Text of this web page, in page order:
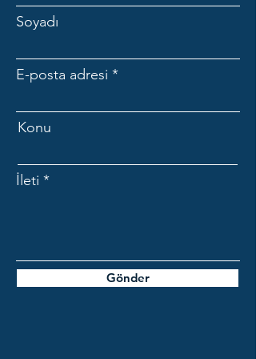
Soyadı
E-posta adresi
Konu
İleti
Gönder